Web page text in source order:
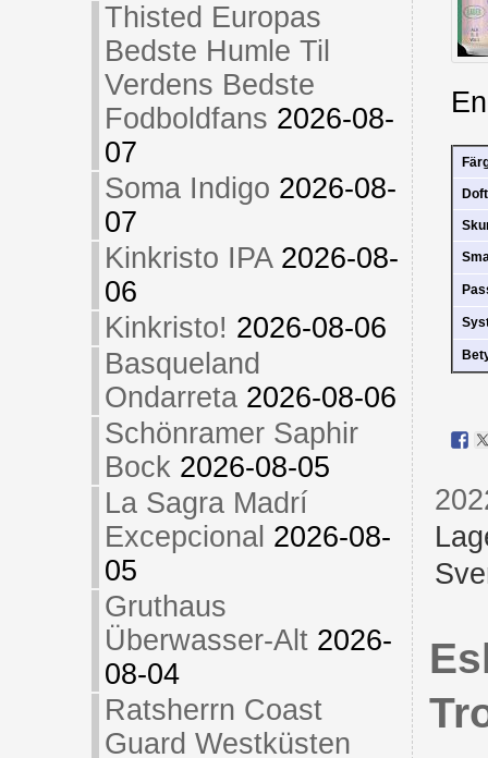
Thisted Europas
Bedste Humle Til
Verdens Bedste
Fodboldfans 2026-08-
07
Soma Indigo 2026-08-
07
Kinkristo IPA 2026-08-
06
Kinkristo! 2026-08-06
Basqueland
Ondarreta 2026-08-06
Schönramer Saphir
Bock 2026-08-05
La Sagra Madrí
Excepcional 2026-08-
05
Gruthaus
Überwasser-Alt 2026-
08-04
Ratsherrn Coast
Guard Westküsten
Doft